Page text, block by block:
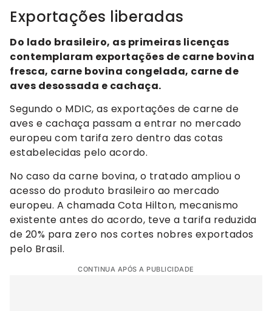
Exportações liberadas
Do lado brasileiro, as primeiras licenças
contemplaram exportações de carne bovina
fresca, carne bovina congelada, carne de
aves desossada e cachaça.
Segundo o MDIC, as exportações de carne de
aves e cachaça passam a entrar no mercado
europeu com tarifa zero dentro das cotas
estabelecidas pelo acordo.
No caso da carne bovina, o tratado ampliou o
acesso do produto brasileiro ao mercado
europeu. A chamada Cota Hilton, mecanismo
existente antes do acordo, teve a tarifa reduzida
de 20% para zero nos cortes nobres exportados
pelo Brasil.
CONTINUA APÓS A PUBLICIDADE